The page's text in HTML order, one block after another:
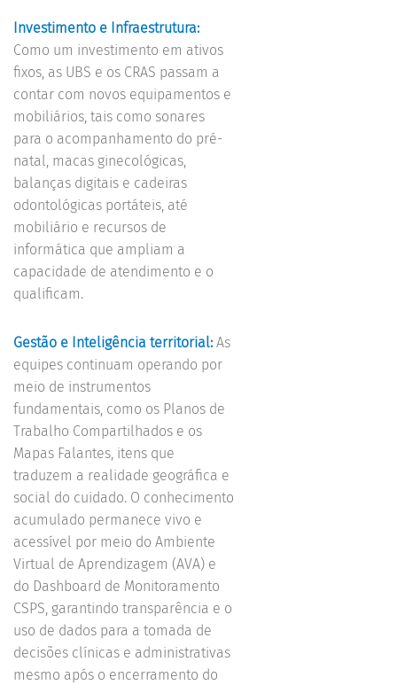
Investimento e Infraestrutura:
Como um investimento em ativos
fixos, as UBS e os CRAS passam a
contar com novos equipamentos e
mobiliários, tais como sonares
para o acompanhamento do pré-
natal, macas ginecológicas,
balanças digitais e cadeiras
odontológicas portáteis, até
mobiliário e recursos de
informática que ampliam a
capacidade de atendimento e o
qualificam.
Gestão e Inteligência territorial: As
equipes continuam operando por
meio de instrumentos
fundamentais, como os Planos de
Trabalho Compartilhados e os
Mapas Falantes, itens que
traduzem a realidade geográfica e
social do cuidado. O conhecimento
acumulado permanece vivo e
acessível por meio do Ambiente
Virtual de Aprendizagem (AVA) e
do Dashboard de Monitoramento
CSPS, garantindo transparência e o
uso de dados para a tomada de
decisões clínicas e administrativas
mesmo após o encerramento do